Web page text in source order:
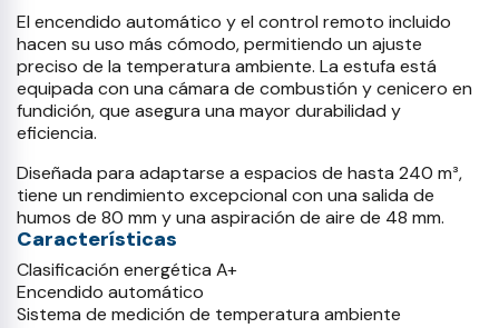
El encendido automático y el control remoto incluido
hacen su uso más cómodo, permitiendo un ajuste
preciso de la temperatura ambiente. La estufa está
equipada con una cámara de combustión y cenicero en
fundición, que asegura una mayor durabilidad y
eficiencia.
Diseñada para adaptarse a espacios de hasta 240 m³,
tiene un rendimiento excepcional con una salida de
humos de 80 mm y una aspiración de aire de 48 mm.
Características
Clasificación energética A+
Encendido automático
Sistema de medición de temperatura ambiente